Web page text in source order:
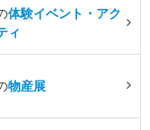
体験イベント・アク
ィ
物産展